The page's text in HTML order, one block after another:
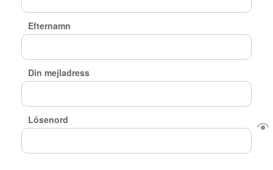
Efternamn
Din mejladress
Lösenord